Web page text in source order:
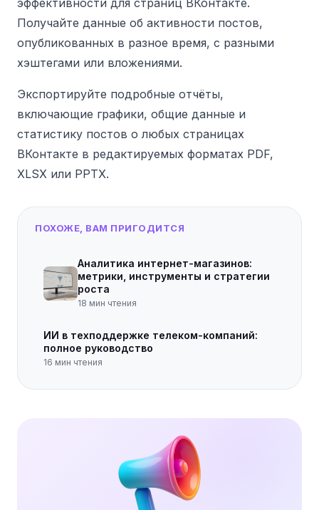
Получайте данные об активности постов,
опубликованных в разное время, с разными
хэштегами или вложениями.
Экспортируйте подробные отчёты,
включающие графики, общие данные и
статистику постов о любых страницах
ВКонтакте в редактируемых форматах PDF,
XLSX или PPTX.
ПОХОЖЕ, ВАМ ПРИГОДИТСЯ
Аналитика интернет-магазинов:
метрики, инструменты и стратегии
роста
18 мин чтения
ИИ в техподдержке телеком-компаний:
полное руководство
16 мин чтения